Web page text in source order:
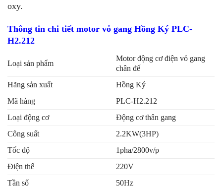
oxy.
Thông tin chi tiết motor vỏ gang Hồng Ký PLC-
H2.212
Loại sản phẩm
Motor động cơ điện vỏ gang
chân đế
Hãng sản xuất
Hồng Ký
Mã hàng
PLC-H2.212
Loại động cơ
Động cơ thân gang
Công suất
2.2KW(3HP)
Tốc độ
1pha/2800v/p
Điện thế
220V
Tần số
50Hz